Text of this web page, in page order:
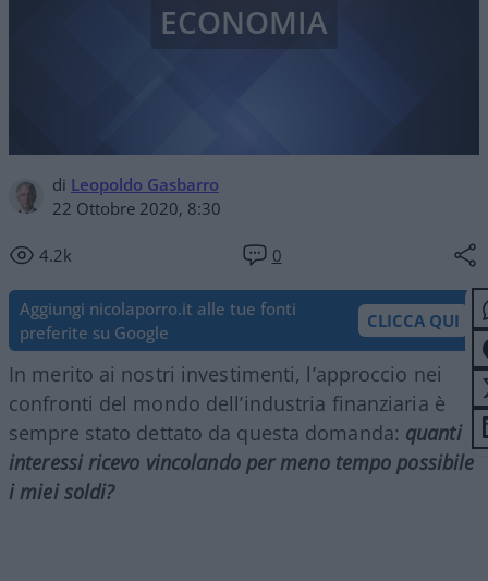
di Leopoldo Gasbarro
22 Ottobre 2020, 8:30
4.2k 0
ECONOMIA
Aggiungi nicolaporro.it alle tue fonti
preferite su Google
CLICCA QUI
In merito ai nostri investimenti, l’approccio nei
confronti del mondo dell’industria finanziaria è
sempre stato dettato da questa domanda: quanti
interessi ricevo vincolando per meno tempo possibile
i miei soldi?